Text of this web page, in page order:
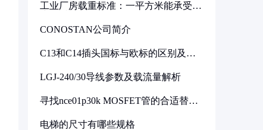
工业厂房载重标准：一平方米能承受多
CONOSTAN公司简介
C13和C14插头国标与欧标的区别及其
LGJ-240/30导线参数及载流量解析
寻找nce01p30k MOSFET管的合适替代
电梯的尺寸有哪些规格